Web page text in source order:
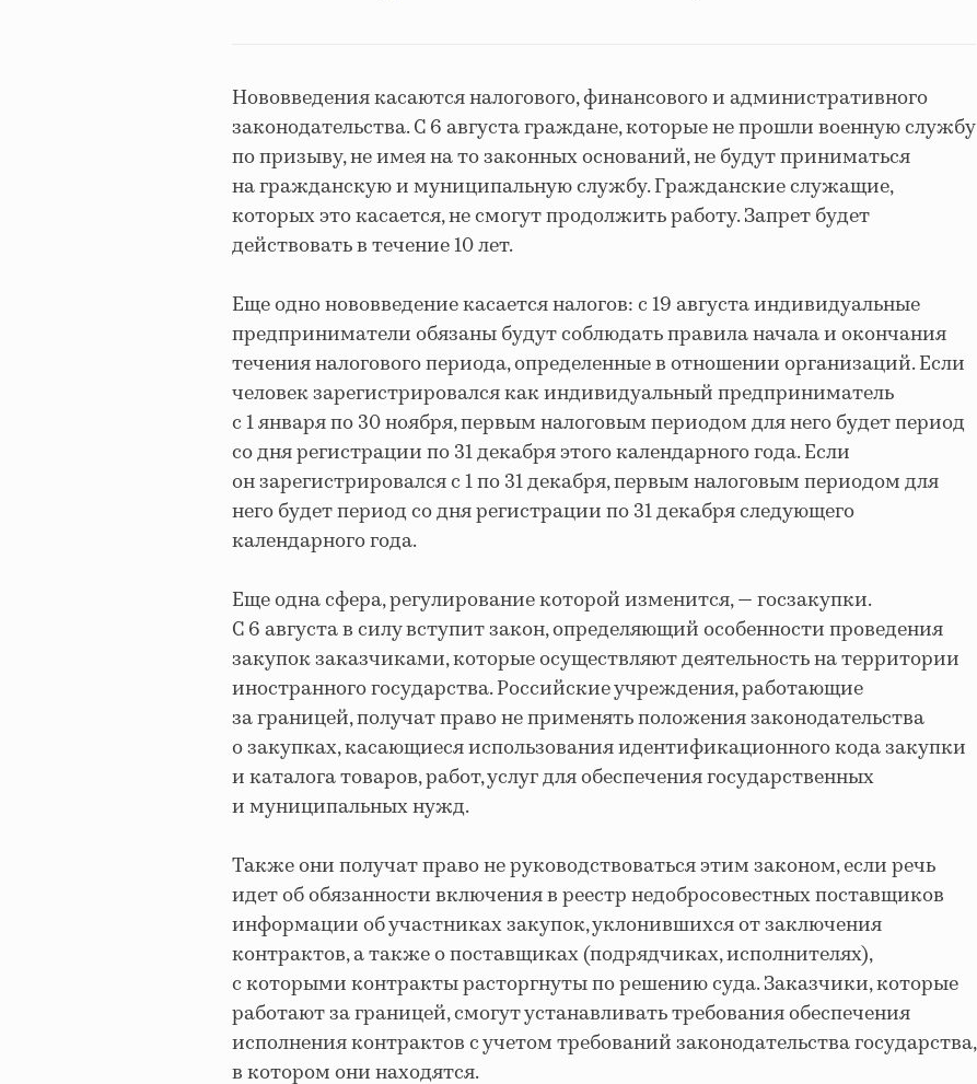
Нововведения касаются налогового, финансового и административного
законодательства. С 6 августа граждане, которые не прошли военную службу
по призыву, не имея на то законных оснований, не будут приниматься
на гражданскую и муниципальную службу. Гражданские служащие,
которых это касается, не смогут продолжить работу. Запрет будет
действовать в течение 10 лет.
Еще одно нововведение касается налогов: с 19 августа индивидуальные
предприниматели обязаны будут соблюдать правила начала и окончания
течения налогового периода, определенные в отношении организаций. Если
человек зарегистрировался как индивидуальный предприниматель
с 1 января по 30 ноября, первым налоговым периодом для него будет период
со дня регистрации по 31 декабря этого календарного года. Если
он зарегистрировался с 1 по 31 декабря, первым налоговым периодом для
него будет период со дня регистрации по 31 декабря следующего
календарного года.​
Еще одна сфера, регулирование которой изменится, — госзакупки.
С 6 августа в силу вступит закон, определяющий особенности проведения
закупок заказчиками, которые осуществляют деятельность на территории
иностранного государства. Российские учреждения, работающие
за границей, получат право не применять положения законодательства
о закупках, касающиеся использования идентификационного кода закупки
и каталога товаров, работ, услуг для обеспечения государственных
и муниципальных нужд.
Также они получат право не руководствоваться этим законом, если речь
идет об обязанности включения в реестр недобросовестных поставщиков
информации об участниках закупок, уклонившихся от заключения
контрактов, а также о поставщиках (подрядчиках, исполнителях),
с которыми контракты расторгнуты по решению суда. Заказчики, которые
работают за границей, смогут устанавливать требования обеспечения
исполнения контрактов с учетом требований законодательства государства,
в котором они находятся.